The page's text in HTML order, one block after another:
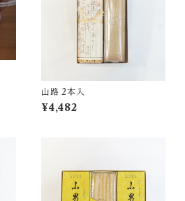
山路 2本入
¥4,482